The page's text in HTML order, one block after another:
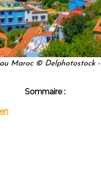
Maroc © Delphotostock -
Sommaire :